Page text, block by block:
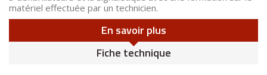
matériel effectuée par un technicien.
En savoir plus
Fiche technique